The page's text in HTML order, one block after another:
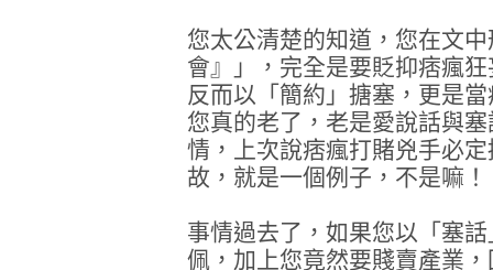
您太公清楚的知道，您在文
會』」，完全是要貶抑痞瘋
反而以「簡約」搪塞，更是
您真的老了，老是愛說話與
情，上次說痞瘋打賭兇手必
故，就是一個例子，不是嘛！
事情過去了，如果您以「塞
佩，加上您竟然要賤賣產業